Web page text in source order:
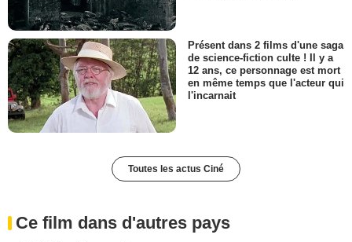
Présent dans 2 films d'une saga
de science-fiction culte ! Il y a
12 ans, ce personnage est mort
en même temps que l'acteur qui
l'incarnait
Toutes les actus Ciné
Ce film dans d'autres pays